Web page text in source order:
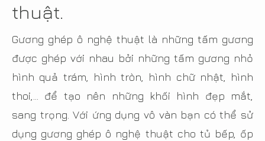
thuật.
Gương ghép ô nghệ thuật là những tấm gương
được ghép với nhau bởi những tấm gương nhỏ
hình quả trám, hình tròn, hình chữ nhật, hình
thoi,… để tạo nên những khối hình đẹp mắt,
sang trọng. Với ứng dụng vô vàn bạn có thể sử
dụng gương ghép ô nghệ thuật cho tủ bếp, ốp